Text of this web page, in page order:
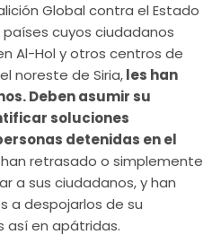
Global contra el Estado
cuyos ciudadanos
Al-Hol y otros centros de
noreste de Siria,les han
Deben asumir su
soluciones
detenidas en el
han retrasado o simplemente
a sus ciudadanos, y han
a despojarlos de su
así en apátridas.